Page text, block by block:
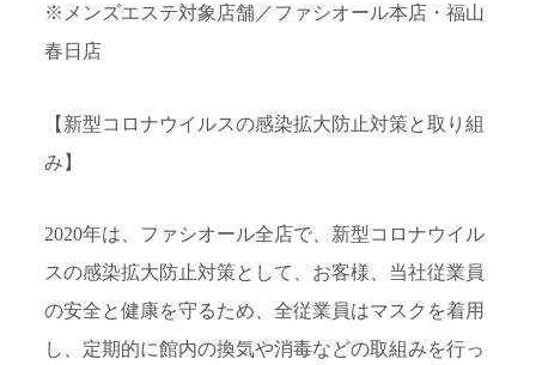
※メンズエステ対象店舗／ファシオール本店・福山
春日店
【新型コロナウイルスの感染拡大防止対策と取り組
み】
2020年は、ファシオール全店で、新型コロナウイル
スの感染拡大防止対策として、お客様、当社従業員
の安全と健康を守るため、全従業員はマスクを着用
し、定期的に館内の換気や消毒などの取組みを行っ